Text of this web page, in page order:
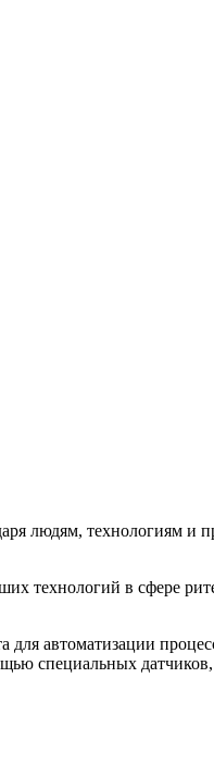
людям, технологиям
технологий в сфере
автоматизации
специальных